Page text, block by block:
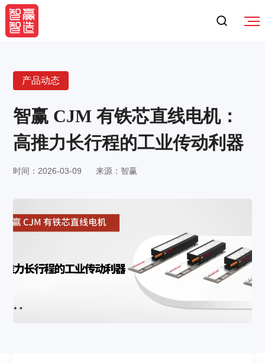
产品动态
智赢 CJM 有铁芯直线电机：
高推力长行程的工业传动利器
时间：2026-03-09 来源：智赢